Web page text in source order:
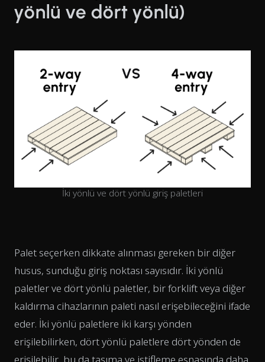
yönlü ve dört yönlü)
İki yönlü ve dört yönlü giriş paletleri
Palet seçerken dikkate alınması gereken bir diğer
husus, sunduğu giriş noktası sayısıdır. İki yönlü
paletler ve dört yönlü paletler, bir forklift veya diğer
kaldırma cihazlarının paleti nasıl erişebileceğini ifade
eder. İki yönlü paletlere iki karşı yönden
erişilebilirken, dört yönlü paletlere dört yönden de
erişilebilir, bu da taşıma ve istifleme esnasında daha